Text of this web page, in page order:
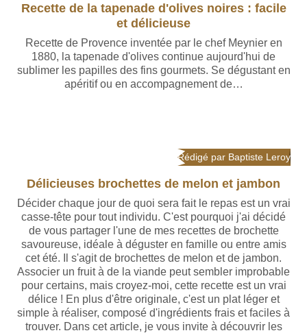
Recette de la tapenade d'olives noires : facile
et délicieuse
Recette de Provence inventée par le chef Meynier en
1880, la tapenade d'olives continue aujourd'hui de
sublimer les papilles des fins gourmets. Se dégustant en
apéritif ou en accompagnement de…
Délicieuses brochettes de melon et jambon
Décider chaque jour de quoi sera fait le repas est un vrai
casse-tête pour tout individu. C'est pourquoi j'ai décidé
de vous partager l'une de mes recettes de brochette
savoureuse, idéale à déguster en famille ou entre amis
cet été. Il s'agit de brochettes de melon et de jambon.
Associer un fruit à de la viande peut sembler improbable
pour certains, mais croyez-moi, cette recette est un vrai
délice ! En plus d'être originale, c'est un plat léger et
simple à réaliser, composé d'ingrédients frais et faciles à
trouver. Dans cet article, je vous invite à découvrir les
Rédigé par Baptiste Leroy